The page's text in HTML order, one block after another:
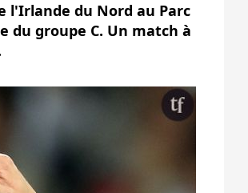
l'Irlande du Nord au Parc
du groupe C. Un match à